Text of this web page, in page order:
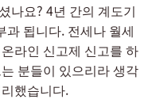
나요? 4년 간의 계도기
됩니다. 전세나 월세
라인 신고제 신고를 하
분들이 있으리라 생각
했습니다.